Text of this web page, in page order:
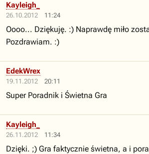
26.10.2012 11:24
Kayleigh_
Oooo... Dziękuję. :) Naprawdę miło
Pozdrawiam. :)
19.11.2012 20:11
EdekWrex
Super Poradnik i Świetna Gra
26.11.2012 11:34
Kayleigh_
Dzięki. ;) Gra faktycznie świetna, a i